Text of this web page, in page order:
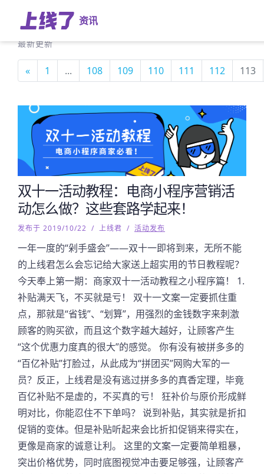
资讯
最新更新
« 1 ... 108 109 110 111 112 113
双十一活动教程：电商小程序营销活
动怎么做？这些套路学起来！
发布于 2019/10/22 / 上线君 / 活动发布
一年一度的“剁手盛会”——双十一即将到来，无所不能
的上线君怎么会忘记给大家送上超实用的节日教程呢？
今天奉上第一期：商家双十一活动教程之小程序篇！ 1.
补贴满天飞，不买就是亏！ 双十一文案一定要抓住重
点，那就是“省钱”、“划算”，用强烈的金钱数字来刺激
顾客的购买欲，而且这个数字越大越好，让顾客产生
“这个优惠力度真的很大”的感觉。 你有没有被拼多多的
“百亿补贴”打脸过，从此成为“拼团买”网购大军的一
员？反正，上线君是没有逃过拼多多的真香定理，毕竟
百亿补贴不是虚的，不买真的亏！ 狂补价与原价形成鲜
明对比，你能忍住不下单吗？ 说到补贴，其实就是折扣
促销的变体。但是补贴听起来会比折扣促销来得实在，
更像是商家的诚意让利。 这里的文案一定要简单粗暴，
突出价格优势，同时底图视觉冲击要足够强，让顾客产